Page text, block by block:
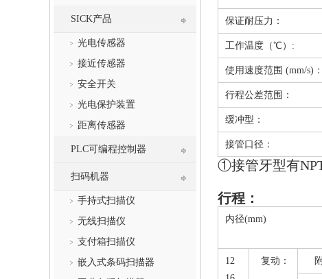
SICK产品
光电传感器
接近传感器
安全开关
光电保护装置
距离传感器
PLC可编程控制器
扫码机器
手持式扫描仪
无线扫描仪
支付箱扫描仪
嵌入式条码扫描器
保证耐压力：
工作温度（℃）:
使用速度范围 (mm/s)：
行程公差范围：
缓冲型：
接管口径：
①接管牙型有
行程：
内径(mm)
12
复动：